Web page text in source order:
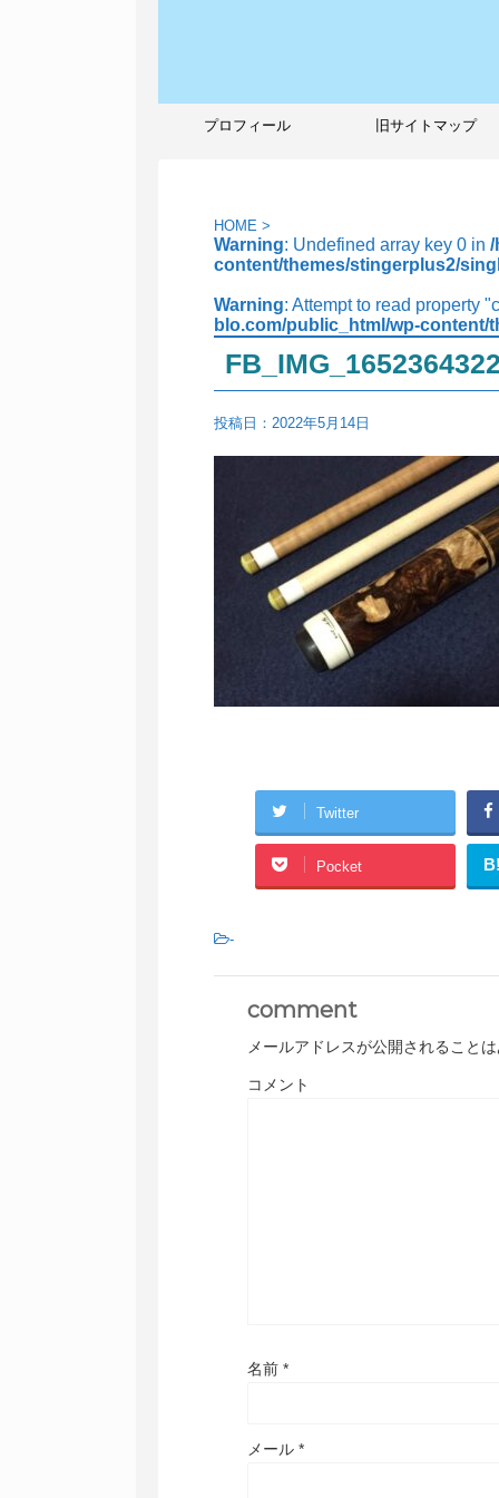
プロフィール 旧サイトマップ
HOME >
Warning: Undefined array key 0 in /
content/themes/stingerplus2/
Warning: Attempt to read property
blo.com/public_html/wp-
投稿日： 2022年5月14日
Twitter
Pocket
-
comment
メールアドレスが公開されること
コメント
名前 *
メール *